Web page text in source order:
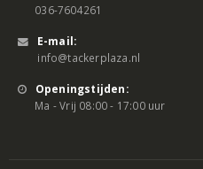
036-7604261
E-mail:
info@tackerplaza.nl
Openingstijden:
Ma - Vrij 08:00 - 17:00 uur